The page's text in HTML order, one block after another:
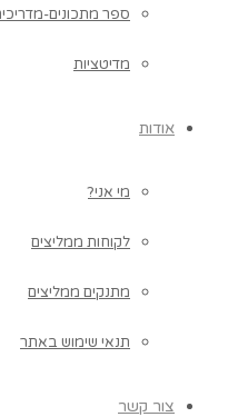
ספר מתכונים-
מדיטציות
אודות
מי אני?
לקוחות ממליצים
מתנקים ממליצים
תנאי שימוש באתר
צור קשר